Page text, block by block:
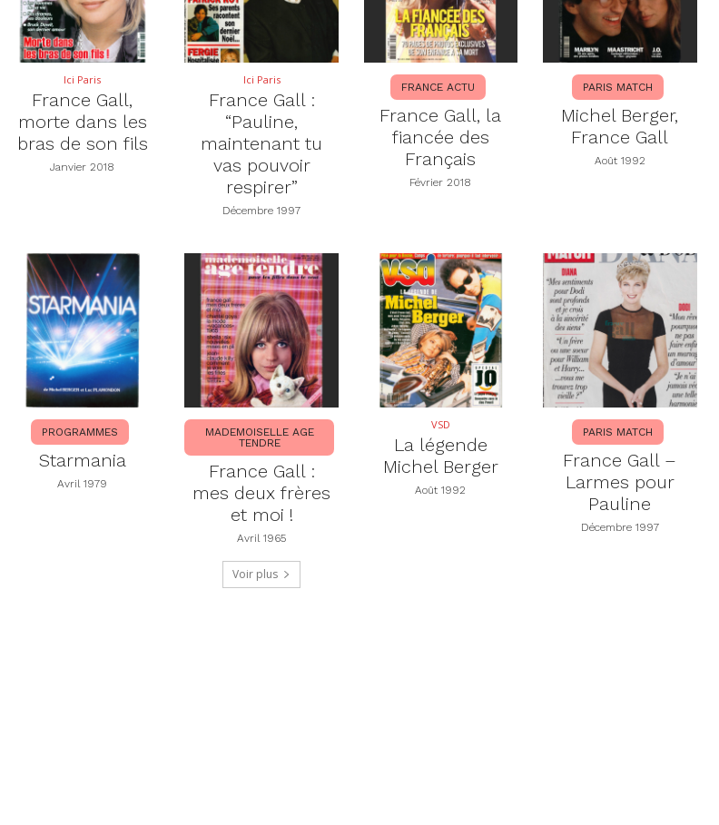
Ici Paris
France Gall,
morte dans les
bras de son fils
Janvier 2018
Ici Paris
France Gall :
“Pauline,
maintenant tu
vas pouvoir
respirer”
Décembre 1997
FRANCE ACTU
France Gall, la
fiancée des
Français
Février 2018
PARIS MATCH
Michel Berger,
France Gall
Août 1992
PROGRAMMES
Starmania
Avril 1979
MADEMOISELLE AGE
TENDRE
France Gall :
mes deux frères
et moi !
Avril 1965
VSD
La légende
Michel Berger
Août 1992
PARIS MATCH
France Gall –
Larmes pour
Pauline
Décembre 1997
Voir plus